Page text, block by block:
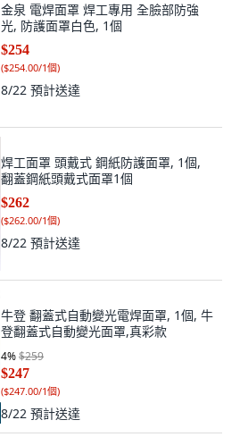
金泉 電焊面罩 焊工專用 全臉部防強
光, 防護面罩白色, 1個
$254
($254.00/1個)
8/22 預計送達
焊工面罩 頭戴式 鋼紙防護面罩, 1個,
翻蓋鋼紙頭戴式面罩1個
$262
($262.00/1個)
8/22 預計送達
牛登 翻蓋式自動變光電焊面罩, 1個, 牛
登翻蓋式自動變光面罩,真彩款
4%$259
$247
($247.00/1個)
8/22 預計送達